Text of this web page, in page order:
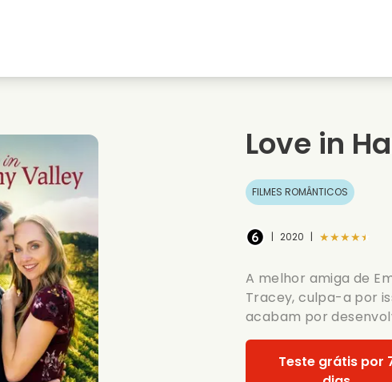
Filmes de data
Love in
FILMES ROMÂNTICOS
| 2020 | ★★★★★
A melhor amiga de
Tracey, culpa-a por
acabam por
Teste grátis por